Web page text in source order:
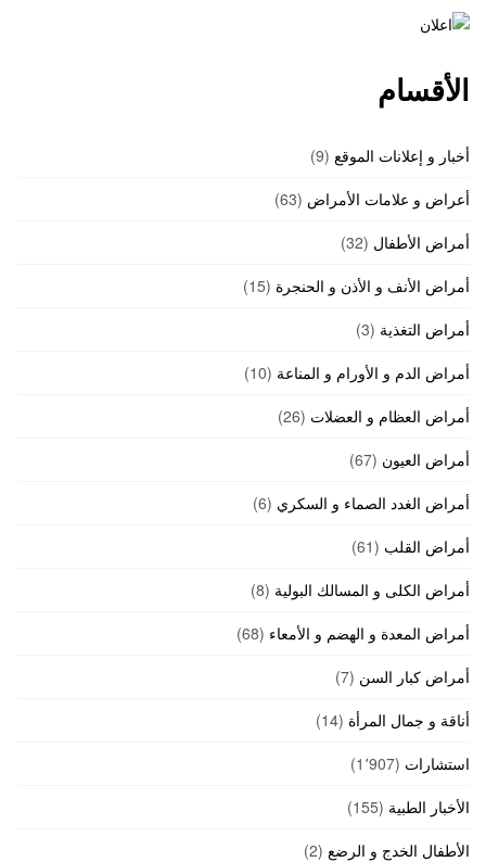
الأقسام
أخبار و إعلانات الموقع (9)
أعراض و علامات الأمراض (63)
أمراض الأطفال (32)
أمراض الأنف و الأذن و الحنجرة (15)
أمراض التغذية (3)
أمراض الدم و الأورام و المناعة (10)
أمراض العظام و العضلات (26)
أمراض العيون (67)
أمراض الغدد الصماء و السكري (6)
أمراض القلب (61)
أمراض الكلى و المسالك البولية (8)
أمراض المعدة و الهضم و الأمعاء (68)
أمراض كبار السن (7)
أناقة و جمال المرأة (14)
استشارات (1٬907)
الأخبار الطبية (155)
الأطفال الخدج و الرضع (2)